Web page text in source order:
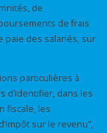
de
de frais
paie des salariés, sur
particulières à
d’identifier, dans les
fiscale, les
sur le revenu”,